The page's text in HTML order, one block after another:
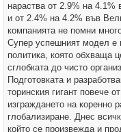
нараства от 2.9% на
и от 2.4% на 4.2% във
компанията не помни
Супер успешният модел е
политика, която обхваща
сглобката до чисто
Подготовката и
торинския гигант повече
изграждането на коренно
глобализиране. Днес
който се произвежда и